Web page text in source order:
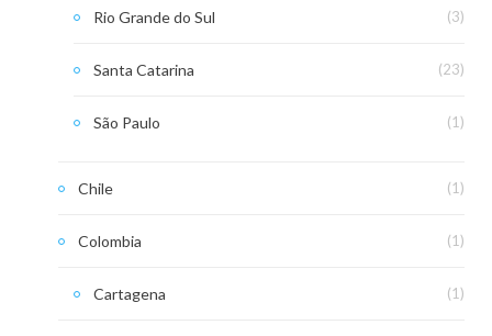
Rio Grande do Sul (3)
Santa Catarina (23)
São Paulo (1)
Chile (1)
Colombia (1)
Cartagena (1)